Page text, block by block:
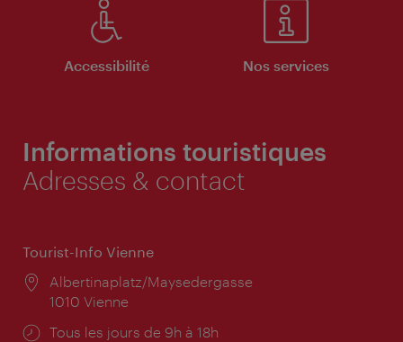
Accessibilité Nos services
Informations touristiques
Adresses & contact
Tourist-Info Vienne
Lieu:
Albertinaplatz/Maysedergasse
1010 Vienne
Horaires
Tous les jours de 9h à 18h